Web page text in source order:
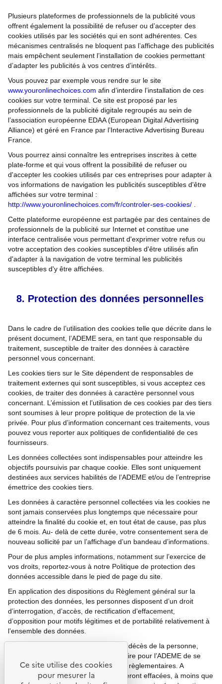
Plusieurs plateformes de professionnels de la publicité vous
offrent également la possibilité de refuser ou d’accepter des
cookies utilisés par les sociétés qui en sont adhérentes. Ces
mécanismes centralisés ne bloquent pas l’affichage des publicités
mais empêchent seulement l’installation de cookies permettant
d’adapter les publicités à vos centres d’intérêts.
Vous pouvez par exemple vous rendre sur le site
www.youronlinechoices.com afin d’interdire l’installation de ces
cookies sur votre terminal. Ce site est proposé par les
professionnels de la publicité digitale regroupés au sein de
l’association européenne EDAA (European Digital Advertising
Alliance) et géré en France par l’Interactive Advertising Bureau
France.
Vous pourrez ainsi connaître les entreprises inscrites à cette
plate-forme et qui vous offrent la possibilité de refuser ou
d'accepter les cookies utilisés par ces entreprises pour adapter à
vos informations de navigation les publicités susceptibles d'être
affichées sur votre terminal :
http://www.youronlinechoices.com/fr/controler-ses-cookies/
Cette plateforme européenne est partagée par des centaines de
professionnels de la publicité sur Internet et constitue une
interface centralisée vous permettant d'exprimer votre refus ou
votre acceptation des cookies susceptibles d'être utilisés afin
d'adapter à la navigation de votre terminal les publicités
susceptibles d'y être affichées.
Protection des données personnelles
Dans le cadre de l’utilisation des cookies telle que décrite dans le
présent document, l’ADEME sera, en tant que responsable du
traitement, susceptible de traiter des données à caractère
personnel vous concernant.
Les cookies tiers sur le Site dépendent de responsables de
traitement externes qui sont susceptibles, si vous acceptez ces
cookies, de traiter des données à caractère personnel vous
concernant. L’émission et l’utilisation de ces cookies par des tiers
sont soumises à leur propre politique de protection de la vie
privée. Pour plus d’information concernant ces traitements, vous
pouvez vous reporter aux politiques de confidentialité de ces
fournisseurs.
Les données collectées sont indispensables pour atteindre les
objectifs poursuivis par chaque cookie. Elles sont uniquement
destinées aux services habilités de l’ADEME et/ou de l’entreprise
émettrice des cookies tiers.
Les données à caractère personnel collectées via les cookies ne
sont jamais conservées plus longtemps que nécessaire pour
atteindre la finalité du cookie et, en tout état de cause, pas plus
de 6 mois. Au- delà de cette durée, votre consentement sera de
nouveau sollicité par un l’affichage d’un bandeau d’informations.
Pour de plus amples informations, notamment sur l’exercice de
vos droits, reportez-vous à notre Politique de protection des
données accessible dans le pied de page du site.
En application des dispositions du Règlement général sur la
protection des données, les personnes disposent d’un droit
d’interrogation, d’accès, de rectification d’effacement,
d’opposition pour motifs légitimes et de portabilité relativement à
l’ensemble des données.
Les données collectées sont, après le décès de la personne,
conservées pendant la durée nécessaire pour l’ADEME de se
conformer à ses obligations légales et règlementaires. A
l’expiration de ce délai, les données seront effacées, à moins que
Ce site utilise des cookies
pour mesurer la